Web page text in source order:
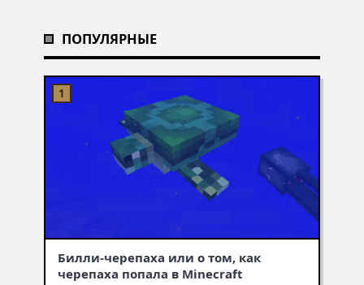
ПОПУЛЯРНЫЕ
Билли-черепаха или о том, как
черепаха попала в Minecraft